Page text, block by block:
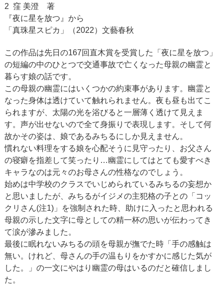
2 窪 美澄 著
『夜に星を放つ』から
「真珠星スピカ」（2022）文藝春秋
この作品は先日の167回直木賞を受賞した「夜に星を放つ」
の短編の中のひとつで交通事故で亡くなった母親の幽霊と
暮らす娘の話です。
この母親の幽霊にはいくつかの約束事があります。幽霊と
なった身体は透けていて触れられません。夜も昼も出てこ
られますが、太陽の光を浴びると一層薄く透けて見えま
す。声が出せないので全て身振りで表現します。そして何
故かその姿は、娘であるみちるにしか見えません。
慣れない料理をする娘を心配そうに見守ったり、お父さん
の寝癖を指差して笑ったり…幽霊にしてはとても愛すべき
キャラなのは元々のお母さんの性格なのでしょう。
始めは中学校のクラスでいじめられているみちるの妄想か
と思いましたが、みちるがイジメの主犯格の子との「コッ
クリさん(注1)」を強制された時、助けに入ったと思われる
母親の示した文字に母としての精一杯の思いが伝わってき
て涙が滲みました。
最後に眠れないみちるの頭を母親が撫でた時「手の感触は
無い。けれど、母さんの手の温もりをかすかに感じた気が
した。」の一文にやはり幽霊の母はいるのだと確信しまし
た。